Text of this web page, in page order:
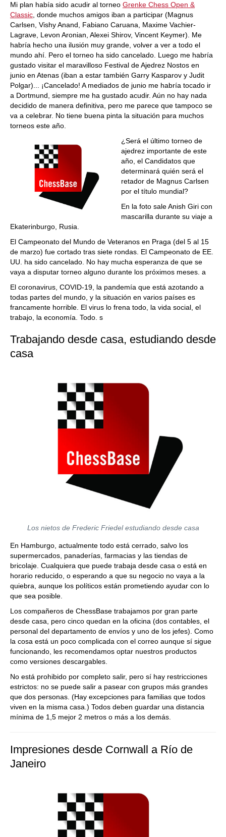
Mi plan había sido acudir al torneo Grenke Chess Open &
Classic , donde muchos amigos iban a participar (Magnus
Carlsen, Vishy Anand, Fabiano Caruana, Maxime Vachier-
Lagrave, Levon Aronian, Alexei Shirov, Vincent Keymer). Me
habría hecho una ilusión muy grande, volver a ver a todo el
mundo ahí. Pero el torneo ha sido cancelado. Luego me habría
gustado visitar el maravilloso Festival de Ajedrez Nostos en
junio en Atenas (iban a estar también Garry Kasparov y Judit
Polgar)... ¡Cancelado! A mediados de junio me habría tocado ir
a Dortmund, siempre me ha gustado acudir. Aún no hay nada
decidido de manera definitiva, pero me parece que tampoco se
va a celebrar. No tiene buena pinta la situación para muchos
torneos este año.
¿Será el último torneo de
ajedrez importante de este
año, el Candidatos que
determinará quién será el
retador de Magnus Carlsen
por el título mundial?
En la foto sale Anish Giri con
mascarilla durante su viaje a
Ekaterinburgo, Rusia.
El Campeonato del Mundo de Veteranos en Praga (del 5 al 15
de marzo) fue cortado tras siete rondas. El Campeonato de EE.
UU. ha sido cancelado. No hay mucha esperanza de que se
vaya a disputar torneo alguno durante los próximos meses. a
El coronavirus, COVID-19, la pandemía que está azotando a
todas partes del mundo, y la situación en varios países es
francamente horrible. El virus lo frena todo, la vida social, el
trabajo, la economía. Todo. s
Trabajando desde casa, estudiando desde
casa
Los nietos de Frederic Friedel estudiando desde casa
En Hamburgo, actualmente todo está cerrado, salvo los
supermercados, panaderías, farmacias y las tiendas de
bricolaje. Cualquiera que puede trabaja desde casa o está en
horario reducido, o esperando a que su negocio no vaya a la
quiebra, aunque los políticos están prometiendo ayudar con lo
que sea posible.
Los compañeros de ChessBase trabajamos por gran parte
desde casa, pero cinco quedan en la oficina (dos contables, el
personal del departamento de envíos y uno de los jefes). Como
la cosa está un poco complicada con el correo aunque sí sigue
funcionando, les recomendamos optar nuestros productos
como versiones descargables.
No está prohibido por completo salir, pero sí hay restricciones
estrictos: no se puede salir a pasear con grupos más grandes
que dos personas. (Hay excepciones para familias que todos
viven en la misma casa.) Todos deben guardar una distancia
mínima de 1,5 mejor 2 metros o más a los demás.
Impresiones desde Cornwall a Río de
Janeiro